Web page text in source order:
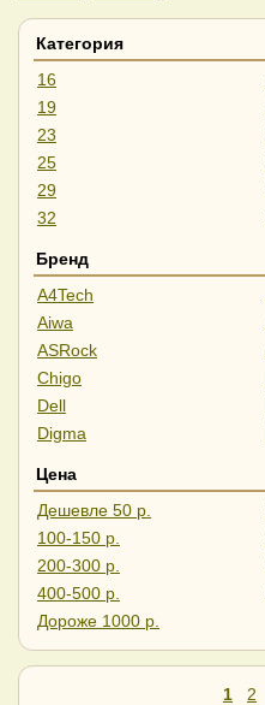
Категория
16
19
23
25
29
32
39
43
49
57
Бренд
A4Tech
Aiwa
ASRock
Chigo
Dell
Digma
GMNG
HIPER
Horizont
iFlow
IRBIS
Lenovo
LightCom
Цена
Дешевле 50 р.
100-150 р.
200-300 р.
400-500 р.
Дороже 1000 р.
1 2